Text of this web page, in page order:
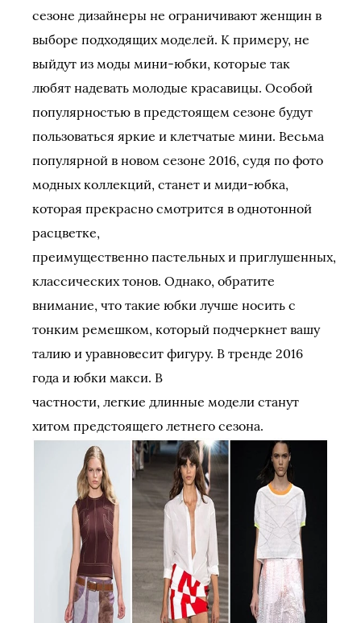
сезоне дизайнеры не ограничивают женщин в
выборе подходящих моделей. К примеру, не
выйдут из моды мини-юбки, которые так
любят надевать молодые красавицы. Особой
популярностью в предстоящем сезоне будут
пользоваться яркие и клетчатые мини. Весьма
популярной в новом сезоне 2016, судя по фото
модных коллекций, станет и миди-юбка,
которая прекрасно смотрится в однотонной
расцветке,
преимущественно пастельных и приглушенных,
классических тонов. Однако, обратите
внимание, что такие юбки лучше носить с
тонким ремешком, который подчеркнет вашу
талию и уравновесит фигуру. В тренде 2016
года и юбки макси. В
частности, легкие длинные модели станут
хитом предстоящего летнего сезона.